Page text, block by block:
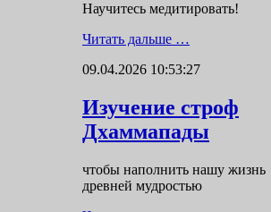
Научитесь медитировать!
Читать дальше …
09.04.2026 10:53:27
Изучение строф
Дхаммапады
чтобы наполнить нашу жизнь
древней мудростью